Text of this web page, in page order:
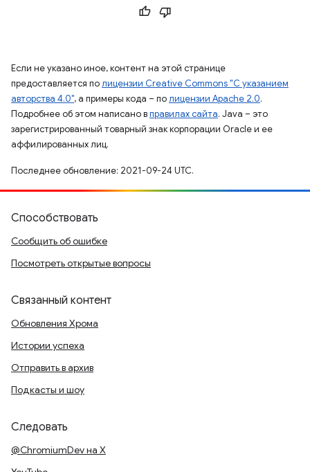
Если не указано иное, контент на этой странице
предоставляется полицензии Creative Commons "С указанием
авторства 4.0", а примеры кода – полицензии Apache 2.0.
Подробнее об этом написано вправилах сайта. Java – это
зарегистрированный товарный знак корпорации Oracle и ее
аффилированных лиц.
Последнее обновление: 2021-09-24 UTC.
Способствовать
Сообщить об ошибке
Посмотреть открытые вопросы
Связанный контент
Обновления Хрома
Истории успеха
Отправить в архив
Подкасты и шоу
Следовать
@ChromiumDev на X